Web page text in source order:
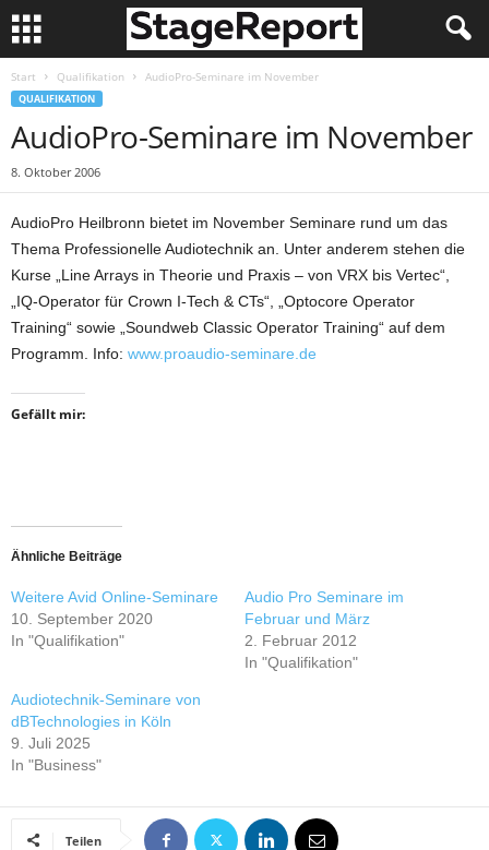
Start Qualifikation AudioPro-Seminare im November
QUALIFIKATION
AudioPro-Seminare im November
8. Oktober 2006
AudioPro Heilbronn bietet im November Seminare rund um das
Thema Professionelle Audiotechnik an. Unter anderem stehen die
Kurse „Line Arrays in Theorie und Praxis – von VRX bis Vertec“,
„IQ-Operator für Crown I-Tech & CTs“, „Optocore Operator
Training“ sowie „Soundweb Classic Operator Training“ auf dem
Programm. Info: www.proaudio-seminare.de
Gefällt mir:
Ähnliche Beiträge
Weitere Avid Online-Seminare
10. September 2020
In "Qualifikation"
Audio Pro Seminare im
Februar und März
2. Februar 2012
In "Qualifikation"
Audiotechnik-Seminare von
dBTechnologies in Köln
9. Juli 2025
In "Business"
Teilen